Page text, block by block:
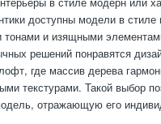
доступны модели в стиле
тонами и изящными
решений понравятся
где массив дерева
текстурами. Такой выбор
отражающую его